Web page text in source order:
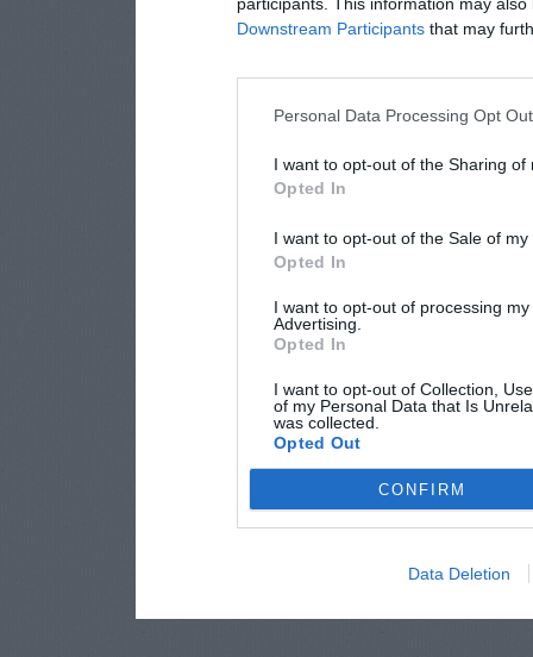
Downstream Participants that may
Personal Data Processing Opt
I want to opt-out of the Sharing of
Opted In
I want to opt-out of the Sale of
Opted In
I want to opt-out of processing
Advertising.
Opted In
I want to opt-out of Collection,
of my Personal Data that Is
was collected.
Opted Out
CONFIRM
Data Deletion